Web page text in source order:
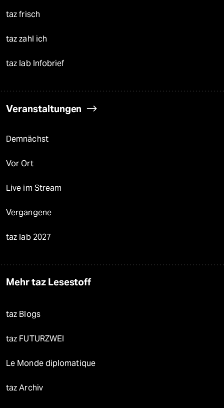
taz frisch
taz zahl ich
taz lab Infobrief
Veranstaltungen
Demnächst
Vor Ort
Live im Stream
Vergangene
taz lab 2027
Mehr taz Lesestoff
taz Blogs
taz FUTURZWEI
Le Monde diplomatique
taz Archiv